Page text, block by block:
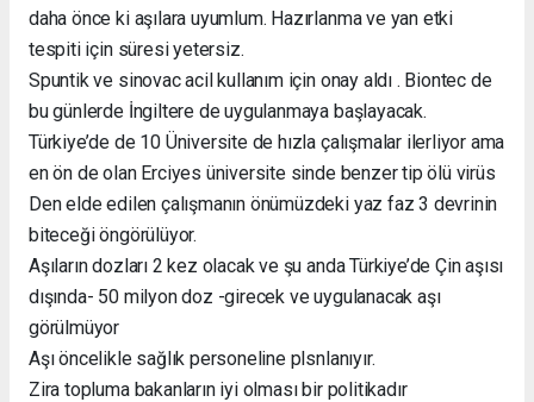
daha önce ki aşılara uyumlum. Hazırlanma ve yan etki
tespiti için süresi yetersiz.
Spuntik ve sinovac acil kullanım için onay aldı . Biontec de
bu günlerde İngiltere de uygulanmaya başlayacak.
Türkiye’de de 10 Üniversite de hızla çalışmalar ilerliyor ama
en ön de olan Erciyes üniversite sinde benzer tip ölü virüs
Den elde edilen çalışmanın önümüzdeki yaz faz 3 devrinin
biteceği öngörülüyor.
Aşıların dozları 2 kez olacak ve şu anda Türkiye’de Çin aşısı
dışında- 50 milyon doz -girecek ve uygulanacak aşı
görülmüyor
Aşı öncelikle sağlık personeline plsnlanıyır.
Zira topluma bakanların iyi olması bir politikadır